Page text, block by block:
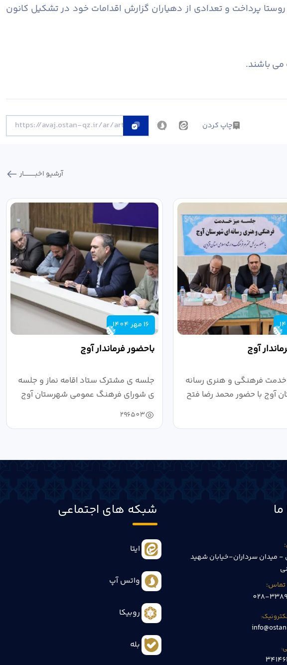
پرداخت و تعدادی از دهیاران گزارش اقدامات خود در تشکیل کانون
چاپ کردن
آرشیو اخبـــــــــــار
آوج
فرهنگی و هنری رسانه
آوج با حضور محمد رضا فتح
16 مهر 1404
باحضور فرماندار آوج
جلسه ی مشترک ستاد اقامه نماز و جلسه
ی شورای فرهنگ عمومی شهرستان آوج
به ریاست...
296503
- میدان سرداران-خیابان شهید
تماس:
028-
شبکه های اجتماعی
ایتا
واتس آپ
روبیکا
بله